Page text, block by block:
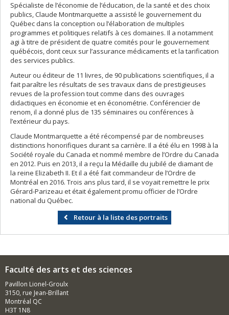
Spécialiste de l’économie de l’éducation, de la santé et des choix
publics, Claude Montmarquette a assisté le gouvernement du
Québec dans la conception ou l’élaboration de multiples
programmes et politiques relatifs à ces domaines. Il a notamment
agi à titre de président de quatre comités pour le gouvernement
québécois, dont ceux sur l’assurance médicaments et la tarification
des services publics.
Auteur ou éditeur de 11 livres, de 90 publications scientifiques, il a
fait paraître les résultats de ses travaux dans de prestigieuses
revues de la profession tout comme dans des ouvrages
didactiques en économie et en économétrie. Conférencier de
renom, il a donné plus de 135 séminaires ou conférences à
l’extérieur du pays.
Claude Montmarquette a été récompensé par de nombreuses
distinctions honorifiques durant sa carrière. Il a été élu en 1998 à la
Société royale du Canada et nommé membre de l’Ordre du Canada
en 2012. Puis en 2013, il a reçu la Médaille du jubilé de diamant de
la reine Elizabeth II. Et il a été fait commandeur de l’Ordre de
Montréal en 2016. Trois ans plus tard, il se voyait remettre le prix
Gérard-Parizeau et était également promu officier de l’Ordre
national du Québec.
Retour à la liste des portraits
Faculté des arts et des sciences
Pavillon Lionel-Groulx
3150, rue Jean-Brillant
Montréal QC
H3T 1N8